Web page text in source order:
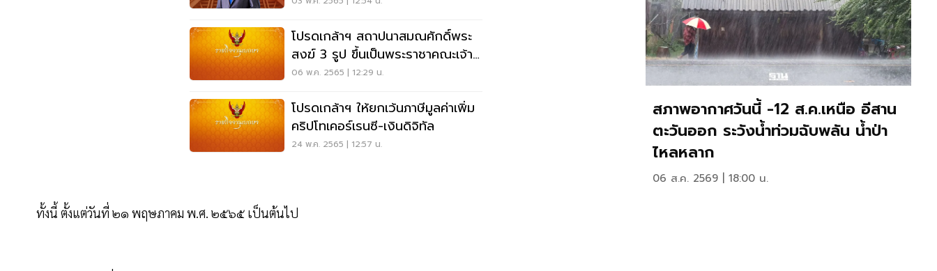
โปรดเกล้าฯ สถาปนาสมณศักดิ์พระ
สงฆ์ 3 รูป ขึ้นเป็นพระราชาคณะเจ้า
คณะรอง
06 พ.ค. 2565 | 12:29 น.
โปรดเกล้าฯ ให้ยกเว้นภาษีมูลค่าเพิ่ม
คริปโทเคอร์เรนซี-เงินดิจิทัล
24 พ.ค. 2565 | 12:57 น.
ทั้งนี้ ตั้งแต่วันที่ ๒๑ พฤษภาคม พ.ศ. ๒๕๖๕ เป็นต้นไป
สภาพอากาศวันนี้ -12 ส.ค.เหนือ อีสาน
ตะวันออก ระวังน้ำท่วมฉับพลัน น้ำป่า
ไหลหลาก
06 ส.ค. 2569 | 18:00 น.